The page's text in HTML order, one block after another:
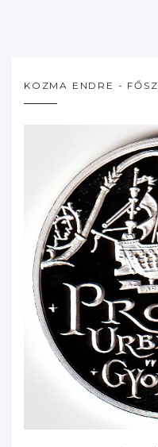
KOZMA ENDRE -